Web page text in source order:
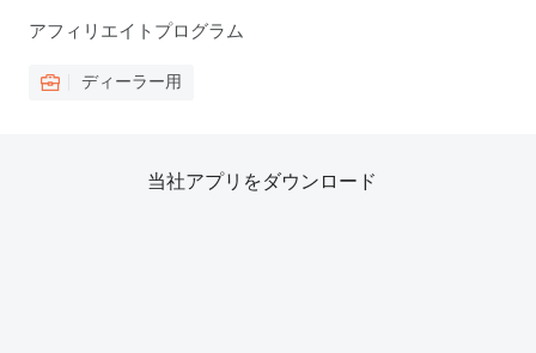
アフィリエイトプログラム
ディーラー用
当社アプリをダウンロード